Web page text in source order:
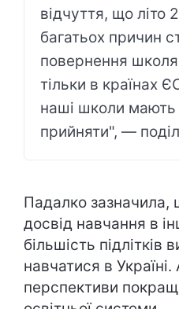
відчуття, що літо
багатьох причин
повернення
тільки в країнах
наші школи мають
прийняти", —
Падалко зазначила,
досвід навчання в
більшість
навчатися в
перспективи